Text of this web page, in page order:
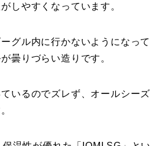
しやすくなっています。
グル内に行かないようになって
曇りづらい造りです。
いるのでズレず、オールシーズ